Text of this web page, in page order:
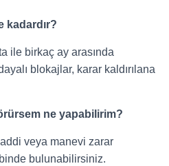
kadardır?
ile birkaç ay arasında
blokajlar, karar kaldırılana
ne yapabilirim?
veya manevi zarar
bulunabilirsiniz.